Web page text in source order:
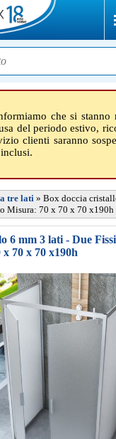
che si stanno
del periodo estivo,
clienti saranno
a tre lati » Box doccia
Misura: 70 x 70 x 70 x190h
6 mm 3 lati - Due
70 x 70 x190h